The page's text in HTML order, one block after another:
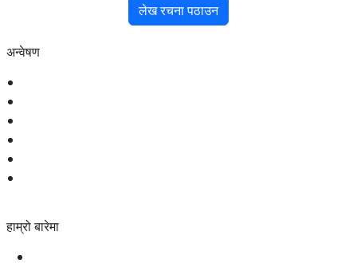
लेख रचना पठाउन
अन्वेषण
हाम्रो बारेमा